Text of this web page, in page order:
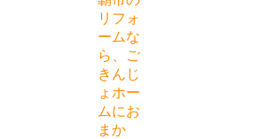
リフォ
ームな
ら、ご
きんじ
ょホー
ムにお
まか